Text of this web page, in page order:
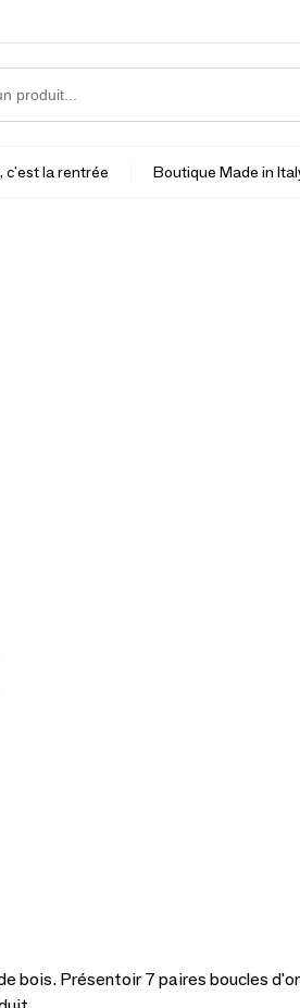
c'est la rentrée Boutique Made in
bois. Présentoir 7 paires boucles